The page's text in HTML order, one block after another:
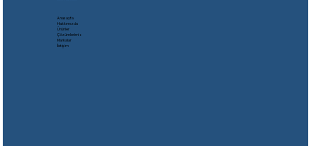
Anasayfa
Hakkımızda
Ürünler
Çözümlerimiz
Markalar
İletişim